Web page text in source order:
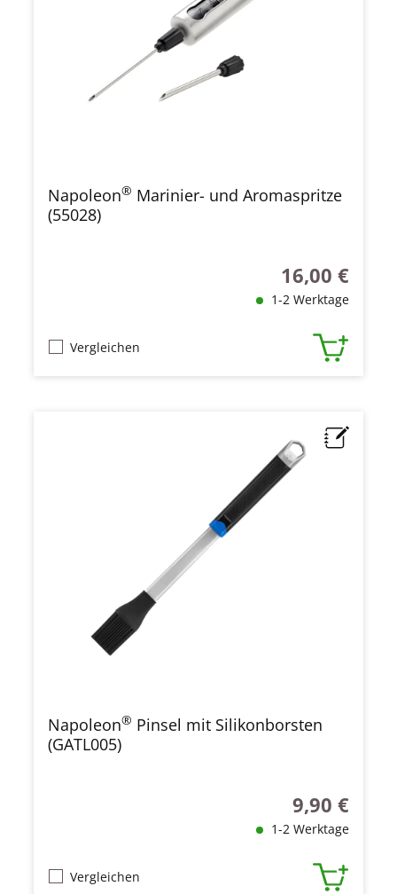
Napoleon® Marinier- und Aromaspritze
(55028)
Regulärer Preis:
16,00 €
1-2 Werktage
Vergleichen
Napoleon® Pinsel mit Silikonborsten
(GATL005)
Regulärer
9,90 €
1-2 Werktage
Vergleichen